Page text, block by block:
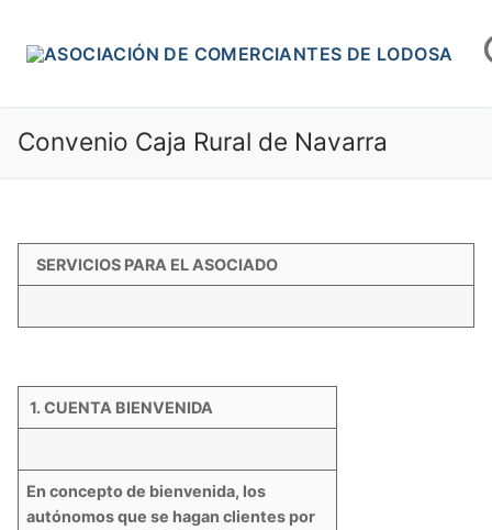
contenido
Convenio Caja Rural de Navarra
SERVICIOS PARA EL ASOCIADO
1. CUENTA BIENVENIDA
En concepto de bienvenida, los
autónomos que se hagan clientes por